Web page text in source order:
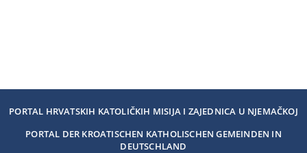
PORTAL HRVATSKIH KATOLIČKIH MISIJA I ZAJEDNICA U NJEMAČKOJ
PORTAL DER KROATISCHEN KATHOLISCHEN GEMEINDEN IN
DEUTSCHLAND